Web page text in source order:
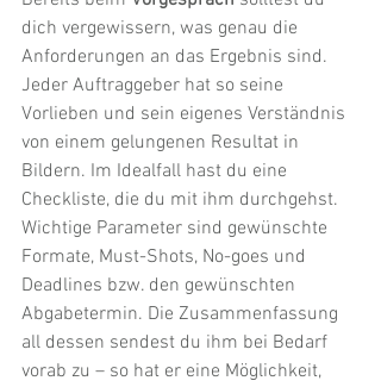
dich vergewissern, was genau die
Anforderungen an das Ergebnis sind.
Jeder Auftraggeber hat so seine
Vorlieben und sein eigenes Verständnis
von einem gelungenen Resultat in
Bildern. Im Idealfall hast du eine
Checkliste, die du mit ihm durchgehst.
Wichtige Parameter sind gewünschte
Formate, Must-Shots, No-goes und
Deadlines bzw. den gewünschten
Abgabetermin. Die Zusammenfassung
all dessen sendest du ihm bei Bedarf
vorab zu – so hat er eine Möglichkeit,